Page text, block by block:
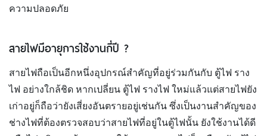
ความปลอดภัย
สายไฟมีอายุการใช้งานกี่ปี ?
สายไฟถือเป็นอีกหนึ่งอุปกรณ์สำคัญที่อยู่ร่วมกันกับ ตู้ไฟ ราง
ไฟ อย่างใกล้ชิด หากเปลี่ยน ตู้ไฟ รางไฟ ใหม่แล้วแต่สายไฟยัง
เก่าอยู่ก็ถือว่ายังเสี่ยงอันตรายอยู่เช่นกัน ซึ่งเป็นงานสำคัญของ
ช่างไฟที่ต้องตรวจสอบว่าสายไฟที่อยู่ในตู้ไฟนั้น ยังใช้งานได้ดี